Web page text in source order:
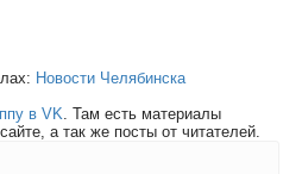
Новости Челябинска
в VK. Там есть материалы
а так же посты от читателей.